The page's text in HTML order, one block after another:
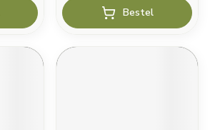
Bestel